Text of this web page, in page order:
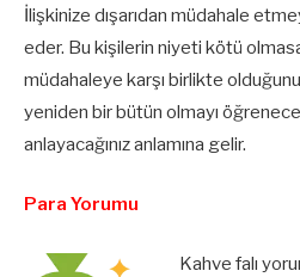
İlişkinize dışarıdan müdahale
eder. Bu kişilerin niyeti kötü
müdahaleye karşı birlikte
yeniden bir bütün olmayı
anlayacağınız anlamına gelir.
Para Yorumu
Kahve falı